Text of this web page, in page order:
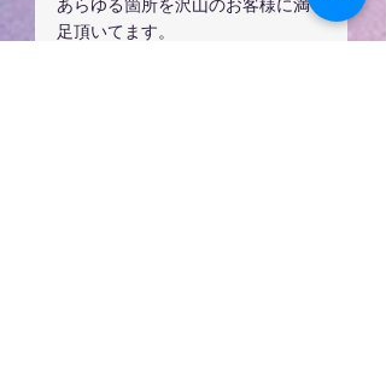
あらゆる箇所を沢山のお客様に満
足頂いてます。